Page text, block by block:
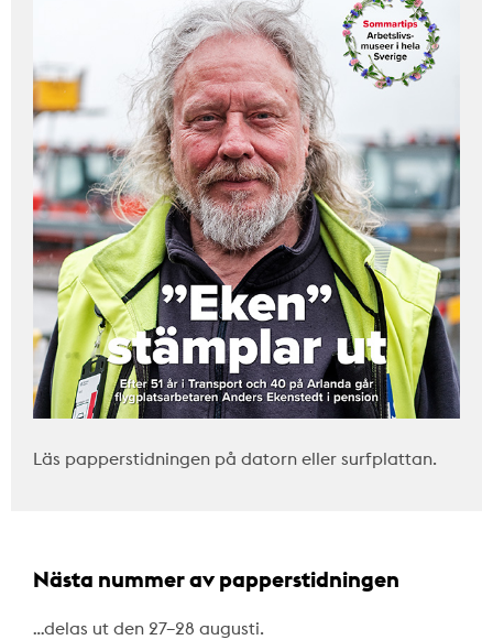
Läs papperstidningen på datorn eller surfplattan.
Nästa nummer av papperstidningen
…delas ut den 27–28 augusti.